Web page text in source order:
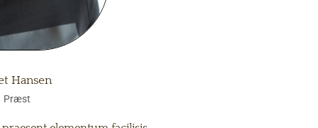
Hansen
Præst